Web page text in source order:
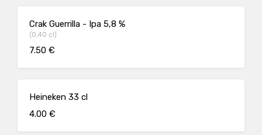
Crak Guerrilla - Ipa 5,8 %
(0,40 cl)
7.50 €
Heineken 33 cl
4.00 €